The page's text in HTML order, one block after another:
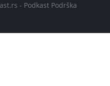
- Podkast Podrška